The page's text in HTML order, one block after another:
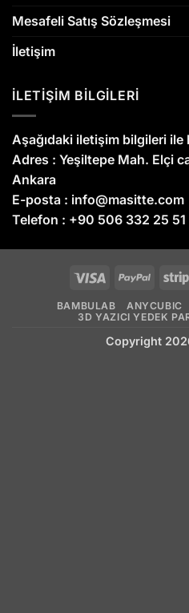
Mesafeli Satış Sözleşmesi
İletişim
İLETİŞİM BİLGİLERİ
Aşağıdaki iletişim bilgileri
Adres : Yeşiltepe Mah. Elçi
Ankara
E-posta : info@masitte.com
Telefon : +90 506 332 25 51
Visa PayPal
BAMBULAB ANYCUBIC
3D YAZICI YEDEK
Copyright